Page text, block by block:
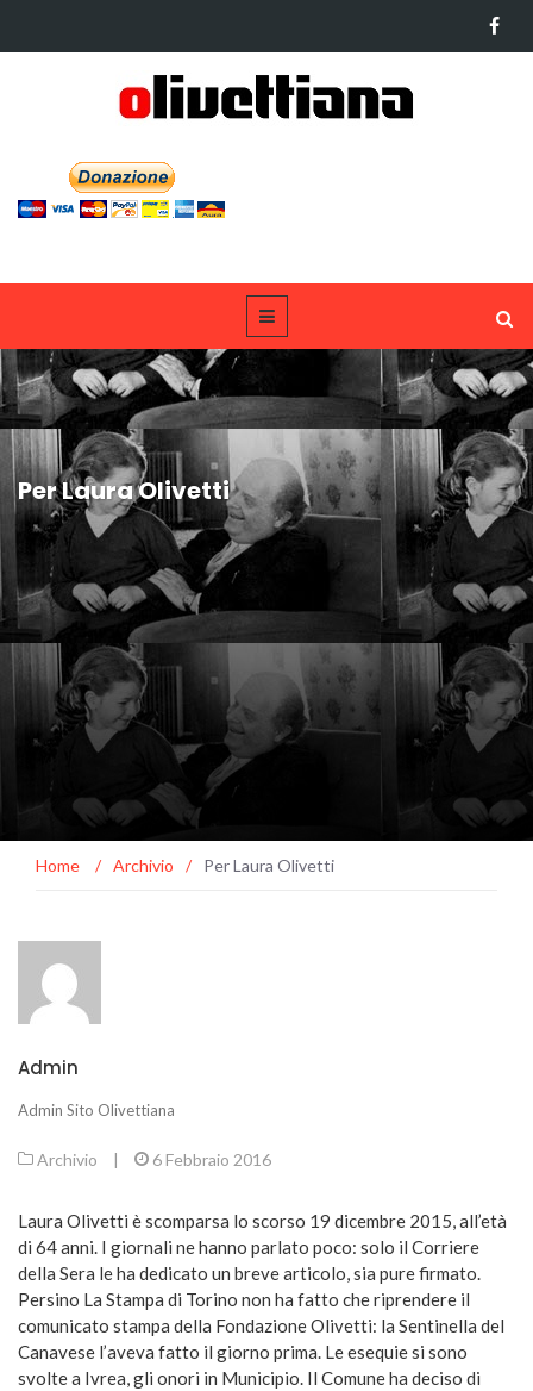
Per Laura Olivetti
Home / Archivio / Per Laura Olivetti
Admin
Admin Sito Olivettiana
Archivio | 6 Febbraio 2016
Laura Olivetti è scomparsa lo scorso 19 dicembre 2015, all’età
di 64 anni. I giornali ne hanno parlato poco: solo il Corriere
della Sera le ha dedicato un breve articolo, sia pure firmato.
Persino La Stampa di Torino non ha fatto che riprendere il
comunicato stampa della Fondazione Olivetti: la Sentinella del
Canavese l’aveva fatto il giorno prima. Le esequie si sono
svolte a Ivrea, gli onori in Municipio. Il Comune ha deciso di